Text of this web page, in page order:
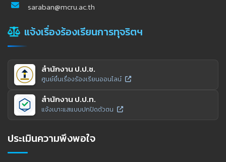
saraban@mcru.ac.th
แจ้งเรื่องร้องเรียนการทุจริตฯ
สำนักงาน ป.ป.ช.
ศูนย์ยื่นเรื่องร้องเรียนออนไลน์
สำนักงาน ป.ป.ท.
แจ้งเบาะแสแบบปกปิดตัวตน
ประเมินความพึงพอใจ